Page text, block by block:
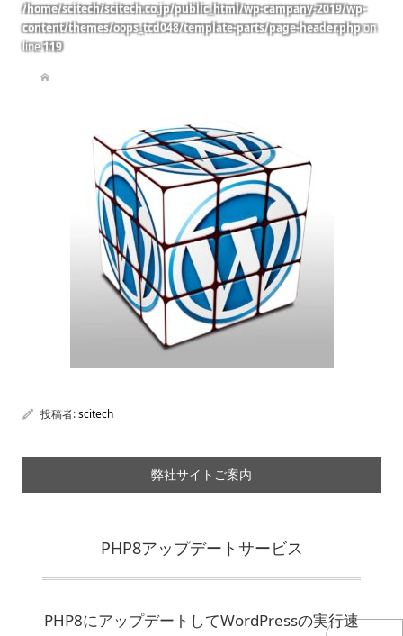
/home/scitech/scitech.co.jp/public_html/wp-campany-2019/wp-
content/themes/oops_tcd048/template-parts/page-header.phpon
line119
投稿者:scitech
弊社サイトご案内
PHP8アップデートサービス
PHP8にアップデートしてWordPressの実行速